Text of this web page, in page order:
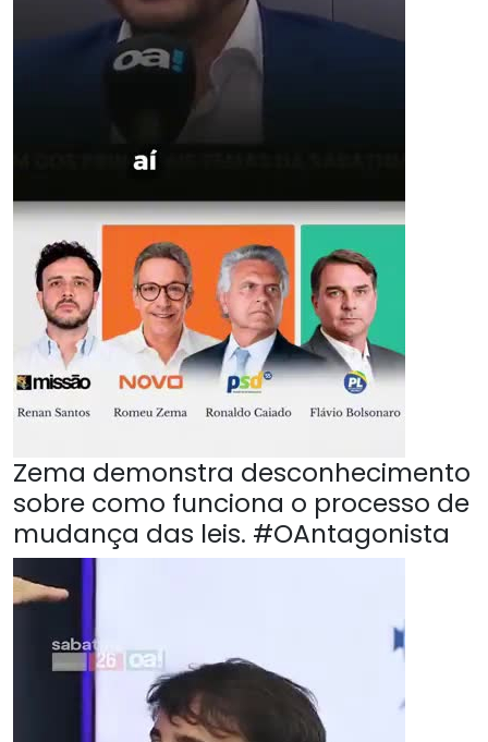
Zema demonstra desconhecimento
sobre como funciona o processo de
mudança das leis. #OAntagonista